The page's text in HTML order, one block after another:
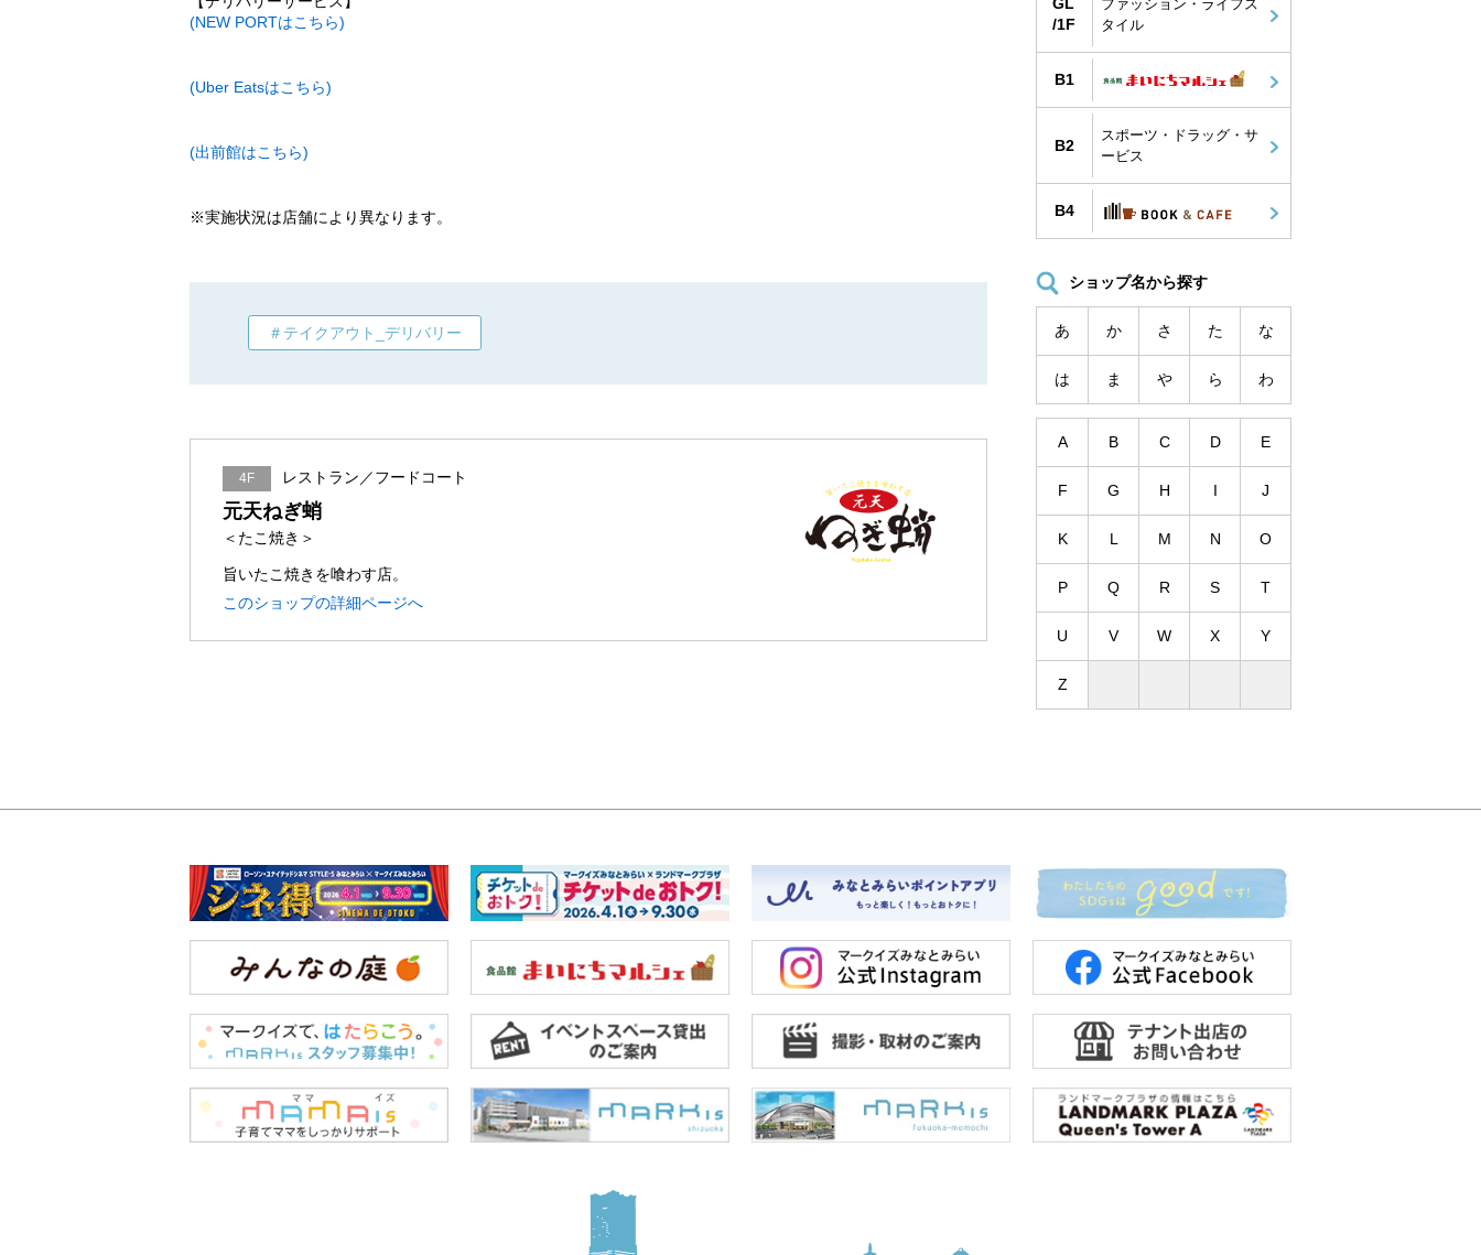
(NEW PORTはこちら)
(Uber Eatsはこちら)
(出前館はこちら)
※実施状況は店舗により異なります。
＃テイクアウト_デリバリー
4F レストラン／フードコート
元天ねぎ蛸
＜たこ焼き＞
旨いたこ焼きを喰わす店。
このショップの詳細ページへ
/1F
ファッション・ライフス
タイル
B1
B2
スポーツ・ドラッグ・サ
ービス
B4
ショップ名から探す
あ か さ た な
は ま や ら わ
A B C D E
F G H I J
K L M N O
P Q R S T
U V W X Y
Z